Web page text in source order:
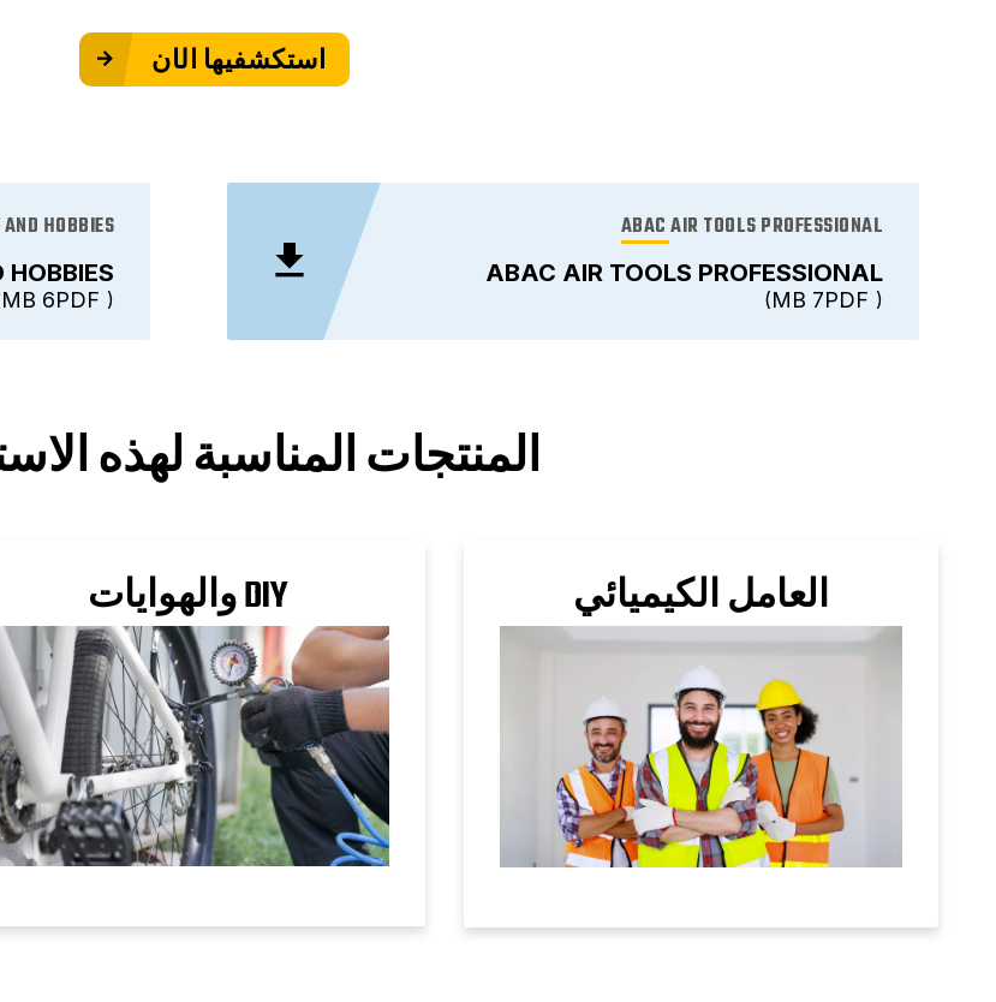
استكشفيها الآن
HOBBIES
6 MBPDF
ABAC AIR TOOLS PROFESSIONAL
ABAC AIR TOOLS PROFESSIONAL
7 MBPDF
المنتجات المناسبة لهذه
DIY والهوايات العامل الكيميائي